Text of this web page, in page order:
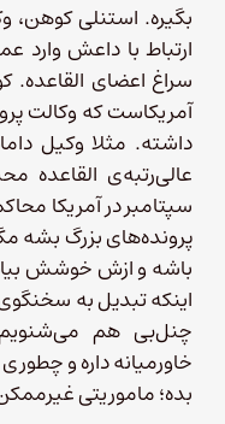
بگیره. استنلی کوهن،
ارتباط با داعش وارد
سراغ اعضای القاعده.
آمریکاست که وکالت
داشته. مثلا وکیل
سپتامبر در آمریکا
پرونده‌های بزرگ بشه
باشه و ازش خوشش
اینکه تبدیل به
چنل‌بی هم می‌شنویم
خاورمیانه داره و
بده؛ ماموریتی